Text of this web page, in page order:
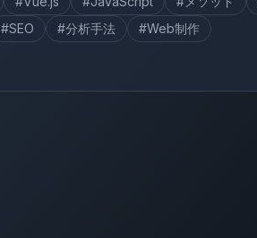
#SEO #分析手法
#Web制作